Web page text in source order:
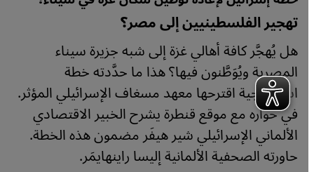
تهجير الفلسطينيين إلى مصر؟
هل يُهجَّر كافة أهالي غزة إلى شبه جزيرة سيناء
المصرية ويُوَطَّنون فيها؟ هذا ما حدَّدته خطة
استراتيجية اقترحها معهد مسغاف الإسرائيلي المؤثر.
في حواره مع موقع قنطرة يشرح الخبير الاقتصادي
الألماني الإسرائيلي شير هيفَر مضمون هذه الخطة.
حاورته الصحفية الألمانية إليسا راينهايمَر.